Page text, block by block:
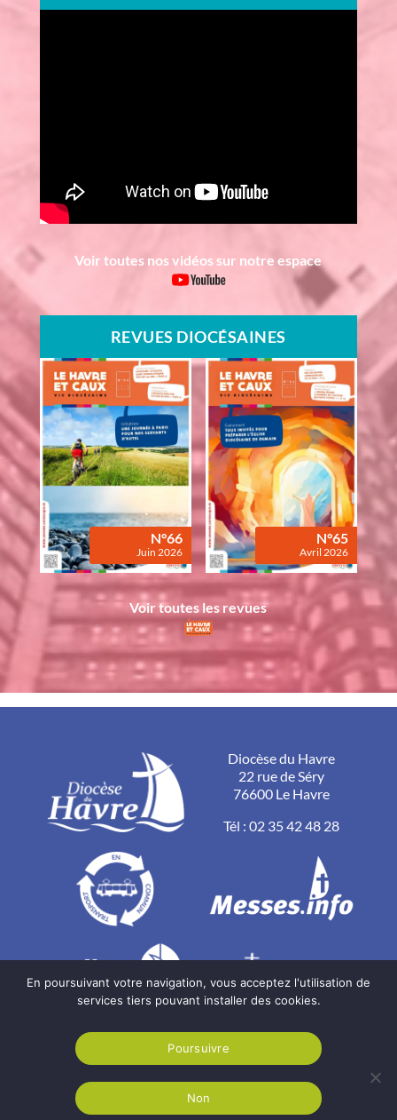
Voir toutes nos vidéos sur notre espace
REVUES DIOCÉSAINES
N°66
Juin 2026
N°65
Avril 2026
Voir toutes les revues
Diocèse du Havre
22 rue de Séry
76600 Le Havre
Tél :02 35 42 48 28
Diocèse du Havre
En poursuivant votre navigation, vous acceptez l'utilisation de
services tiers pouvant installer des cookies.
Poursuivre
Non